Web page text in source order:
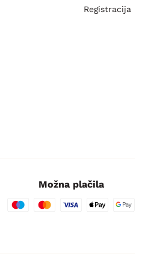
Registracija
Možna plačila